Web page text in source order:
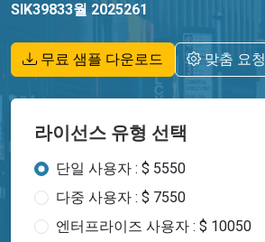
SIK39833월 2025261
무료 샘플 다운로드 맞춤 요청
라이선스 유형 선택
단일 사용자 : $ 5550
다중 사용자 : $ 7550
엔터프라이즈 사용자 : $ 10050